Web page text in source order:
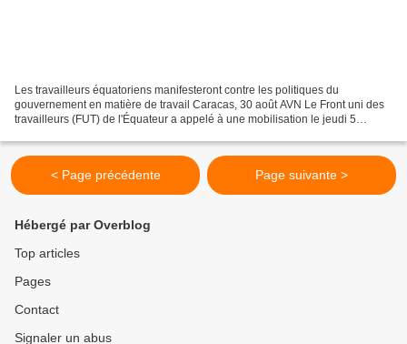
Les travailleurs équatoriens manifesteront contre les politiques du
gouvernement en matière de travail Caracas, 30 août AVN Le Front uni des
travailleurs (FUT) de l'Équateur a appelé à une mobilisation le jeudi 5
< Page précédente Page suivante >
Hébergé par Overblog
Top articles
Pages
Contact
Signaler un abus